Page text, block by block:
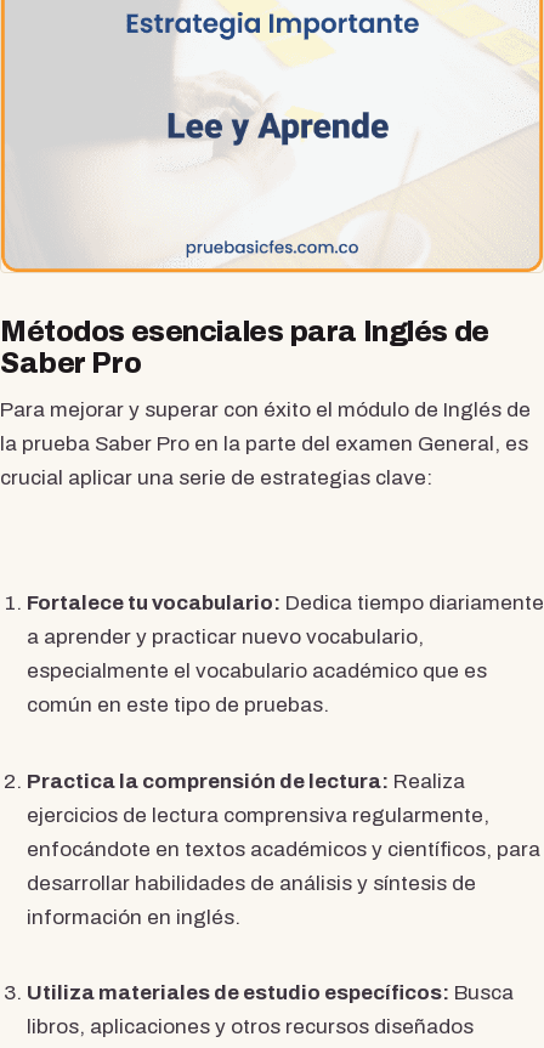
Métodos esenciales para Inglés de
Saber Pro
Para mejorar y superar con éxito el módulo de Inglés de
la prueba Saber Pro en la parte del examen General, es
crucial aplicar una serie de estrategias clave:
Fortalece tu vocabulario: Dedica tiempo diariamente
a aprender y practicar nuevo vocabulario,
especialmente el vocabulario académico que es
común en este tipo de pruebas.
Practica la comprensión de lectura: Realiza
ejercicios de lectura comprensiva regularmente,
enfocándote en textos académicos y científicos, para
desarrollar habilidades de análisis y síntesis de
información en inglés.
Utiliza materiales de estudio específicos: Busca
libros, aplicaciones y otros recursos diseñados